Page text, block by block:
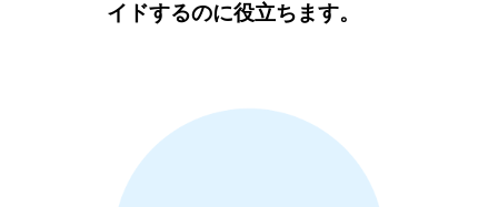
イドするのに役立ちます。